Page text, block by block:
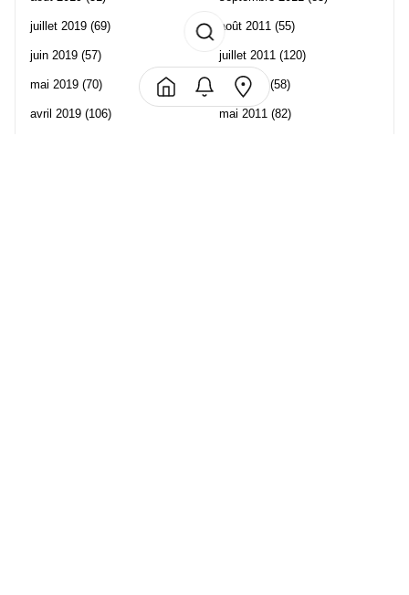
juillet 2019 (69)
juin 2019 (57)
mai 2019 (70)
avril 2019 (106)
août 2011 (55)
juillet 2011 (120)
juin 2011 (58)
mai 2011 (82)